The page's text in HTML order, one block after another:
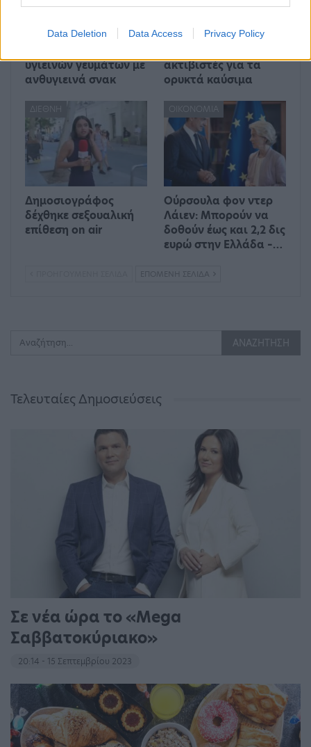
Data Deletion Data Access Privacy Policy
Ένας στους 4 αναιρεί
υγιεινών γευμάτων με
ανθυγιεινά σνακ
Στους δρόμους το
ακτιβιστές για τα
ορυκτά καύσιμα
ΔΙΕΘΝΉ
Δημοσιογράφος
δέχθηκε σεξουαλική
επίθεση on air
ΟΙΚΟΝΟΜΊΑ
Ούρσουλα φον ντερ
Λάιεν: Μπορούν να
δοθούν έως και 2,2 δις
ευρώ στην Ελλάδα –…
ΕΠΌΜΕΝΗ ΣΕΛΊΔΑ
Τελευταίες Δημοσιεύσεις
Σε νέα ώρα το «Mega
Σαββατοκύριακο»
20:14 - 15 Σεπτεμβρίου 2023